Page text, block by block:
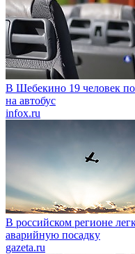
В Шебекино 19 человек
на автобус
infox.ru
В российском регионе
аварийную посадку
gazeta.ru